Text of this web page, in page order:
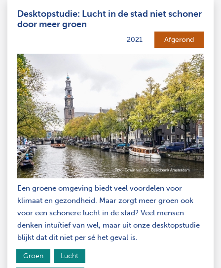
Desktopstudie: Lucht in de stad niet schoner
door meer groen
2021 Afgerond
Een groene omgeving biedt veel voordelen voor
klimaat en gezondheid. Maar zorgt meer groen ook
voor een schonere lucht in de stad? Veel mensen
denken intuïtief van wel, maar uit onze desktopstudie
blijkt dat dit niet per sé het geval is.
Groen Lucht